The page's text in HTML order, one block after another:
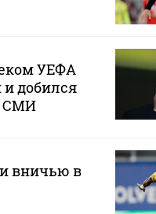
УЕФА
добился
СМИ
вничью в